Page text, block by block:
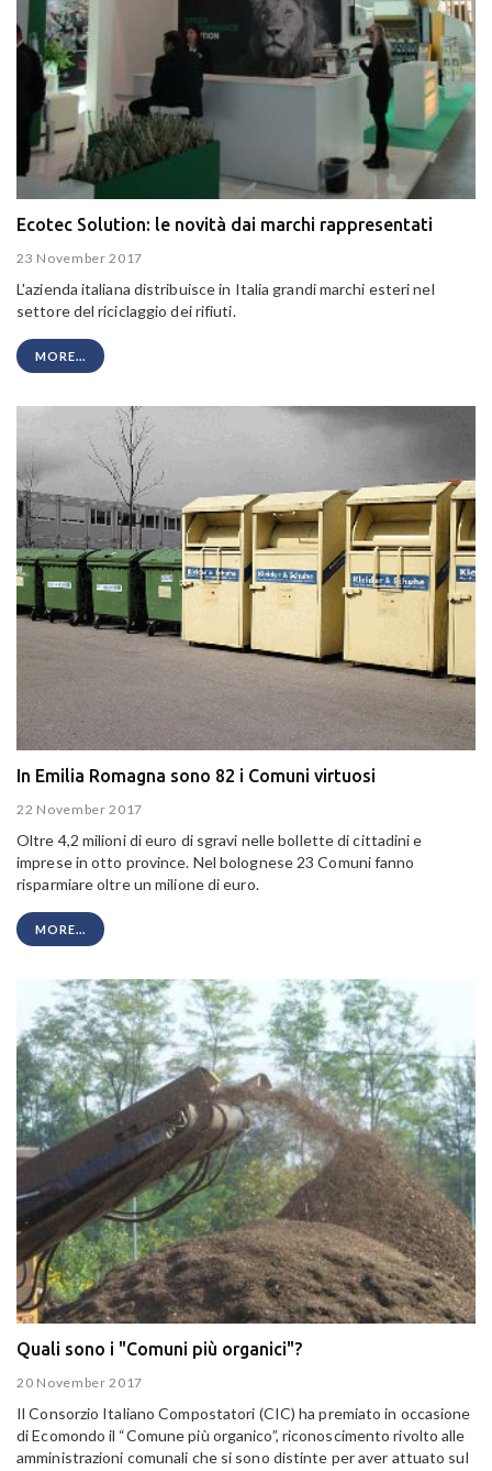
Ecotec Solution: le novità dai marchi rappresentati
23 November 2017
L'azienda italiana distribuisce in Italia grandi marchi esteri nel
settore del riciclaggio dei rifiuti.
MORE...
In Emilia Romagna sono 82 i Comuni virtuosi
22 November 2017
Oltre 4,2 milioni di euro di sgravi nelle bollette di cittadini e
imprese in otto province. Nel bolognese 23 Comuni fanno
risparmiare oltre un milione di euro.
MORE...
Quali sono i "Comuni più organici"?
20 November 2017
Il Consorzio Italiano Compostatori (CIC) ha premiato in occasione
di Ecomondo il “Comune più organico”, riconoscimento rivolto alle
amministrazioni comunali che si sono distinte per aver attuato sul